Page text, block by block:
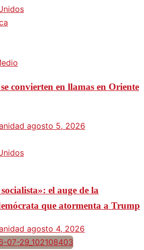
convierten en llamas en Oriente
agosto 5, 2026
el auge de la
que atormenta a Trump
agosto 4, 2026